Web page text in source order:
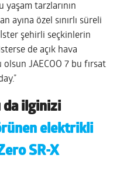
tarzlarının
ayına özel sınırlı süreli
şehirli seçkinlerin
de açık hava
JAECOO 7 bu fırsat
da ilginizi
elektrikli
SR-X